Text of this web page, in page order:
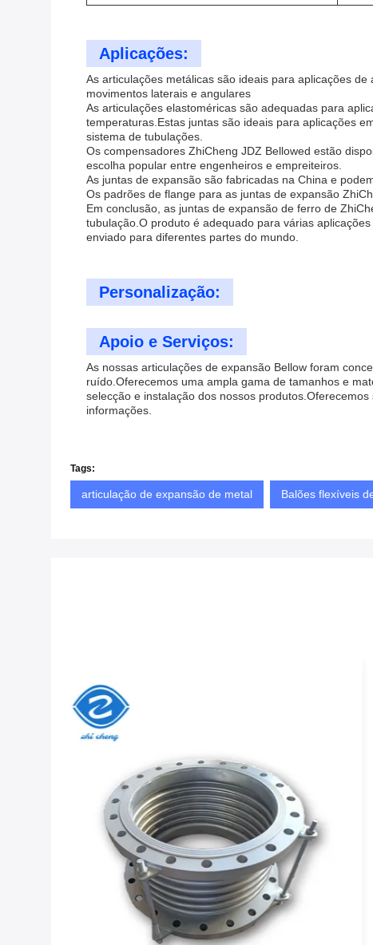
Aplicações:
As articulações metálicas são ideais para aplicações
movimentos laterais e angulares
As articulações elastoméricas são adequadas para
temperaturas.Estas juntas são ideais para aplicações
sistema de tubulações.
Os compensadores ZhiCheng JDZ Bellowed estão
escolha popular entre engenheiros e empreiteiros.
As juntas de expansão são fabricadas na China e
Os padrões de flange para as juntas de expansão
Em conclusão, as juntas de expansão de ferro de
tubulação.O produto é adequado para várias
enviado para diferentes partes do mundo.
Personalização:
Apoio e Serviços:
As nossas articulações de expansão Bellow foram
ruído.Oferecemos uma ampla gama de tamanhos e
selecção e instalação dos nossos
informações.
Tags:
articulação de expansão de metal Balões flexíveis